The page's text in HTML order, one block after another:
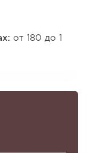
от 180 до 1